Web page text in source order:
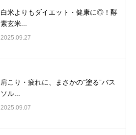
白米よりもダイエット・健康に◎！酵
素玄米...
2025.09.27
肩こり・疲れに、まさかの“塗る”バス
ソル...
2025.09.07